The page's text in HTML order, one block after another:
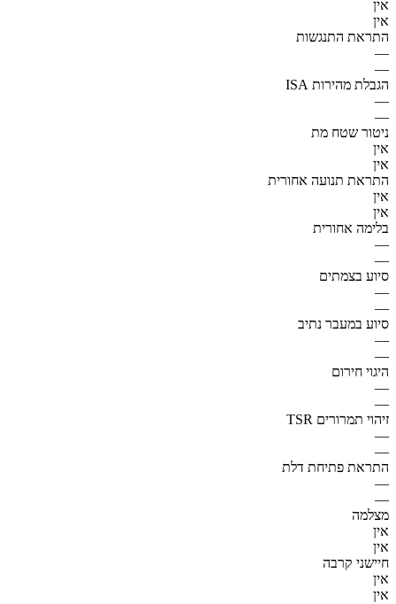
אין
אין
התראת התנגשות
—
—
הגבלת מהירות ISA
—
—
ניטור שטח מת
אין
אין
התראת תנועה אחורית
אין
אין
בלימה אחורית
—
—
סיוע בצמתים
—
—
סיוע במעבר נתיב
—
—
היגוי חירום
—
—
זיהוי תמרורים TSR
—
—
התראת פתיחת דלת
—
—
מצלמה
אין
אין
חיישני קרבה
אין
אין